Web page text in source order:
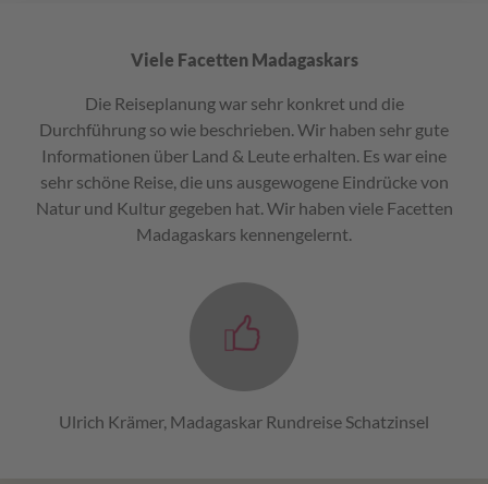
Viele Facetten Madagaskars
Die Reiseplanung war sehr konkret und die
Durchführung so wie beschrieben. Wir haben sehr gute
Informationen über Land & Leute erhalten. Es war eine
sehr schöne Reise, die uns ausgewogene Eindrücke von
Natur und Kultur gegeben hat. Wir haben viele Facetten
Madagaskars kennengelernt.
Ulrich Krämer, Madagaskar Rundreise Schatzinsel